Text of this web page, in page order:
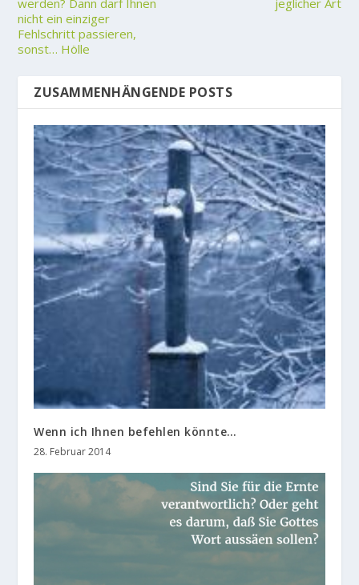
nicht ein einziger
Fehlschritt passieren,
sonst… Hölle
ZUSAMMENHÄNGENDE POSTS
Wenn ich Ihnen befehlen könnte…
28. Februar 2014